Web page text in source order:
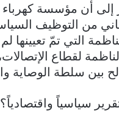
إلى أن مؤسسة
من التوظيف
التي تمّ
لقطاع
بين سلطة الوصاية
سياسياً